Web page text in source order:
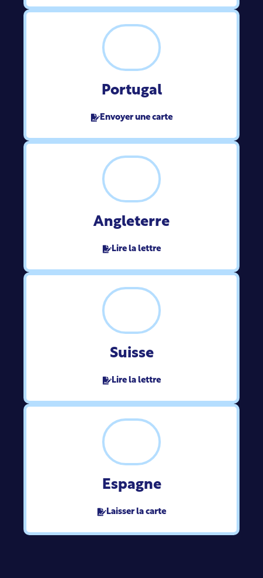
Portugal
Envoyer une carte
Angleterre
Lire la lettre
Suisse
Lire la lettre
Espagne
Laisser la carte